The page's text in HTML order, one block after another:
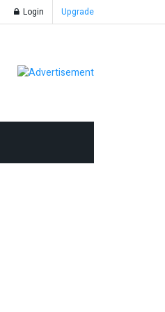
Login Upgrade